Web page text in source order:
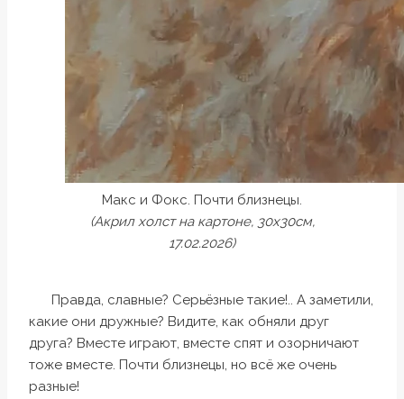
Макс и Фокс. Почти близнецы.
(Акрил холст на картоне, 30х30см,
17.02.2026)
Правда, славные? Серьёзные такие!.. А заметили,
какие они дружные? Видите, как обняли друг
друга? Вместе играют, вместе спят и озорничают
тоже вместе. Почти близнецы, но всё же очень
разные!